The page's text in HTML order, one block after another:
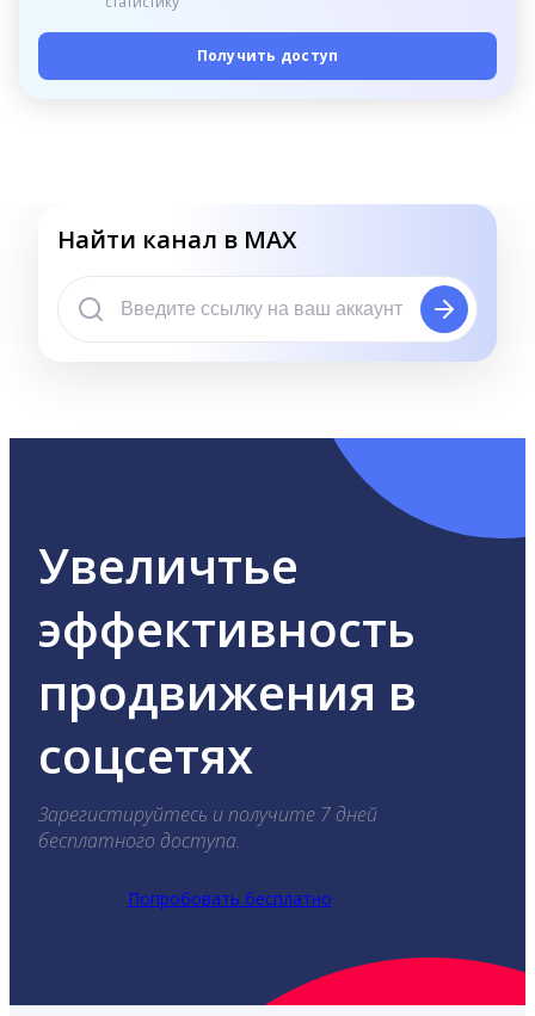
Получить доступ
Найти канал в MAX
Увеличтье
эффективность
продвижения в
соцсетях
Зарегистируйтесь и получите 7 дней
бесплатного доступа.
Попробовать бесплатно